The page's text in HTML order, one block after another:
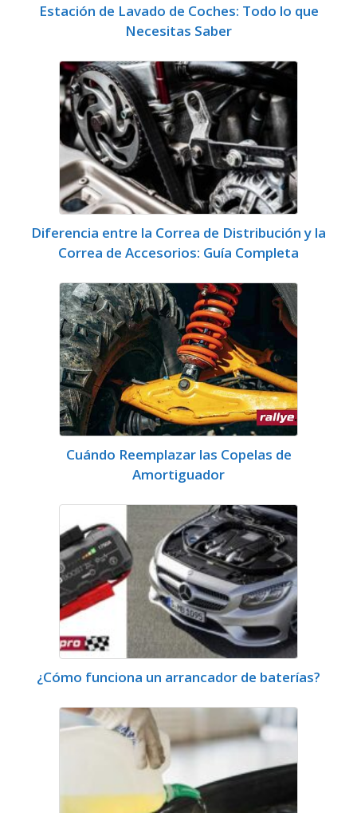
Estación de Lavado de Coches: Todo lo que
Necesitas Saber
Diferencia entre la Correa de Distribución y la
Correa de Accesorios: Guía Completa
Cuándo Reemplazar las Copelas de
Amortiguador
¿Cómo funciona un arrancador de baterías?